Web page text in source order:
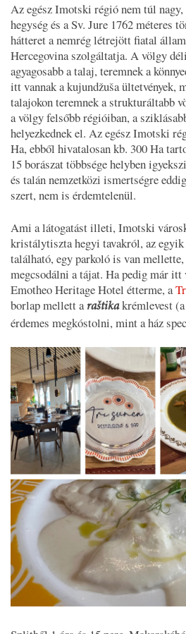
Az egész Imotski régió nem túl
hegység és a Sv. Jure 1762 méteres
hátteret a nemrég létrejött fiatal
Hercegovina szolgáltatja. A völgy
agyagosabb a talaj, teremnek a
itt vannak a kujundžuša ültetvények,
talajokon teremnek a strukturáltabb
a völgy felsőbb régióiban, a
helyezkednek el. Az egész Imotski
Ha, ebből hivatalosan kb. 300 Ha
15 borászat többsége helyben
és talán nemzetközi ismertségre
szert, nem is érdemtelenül.
Ami a látogatást illeti, Imotski
kristálytiszta hegyi tavakról, az
található, egy parkoló is van
megcsodálni a tájat. Ha pedig már itt
Emotheo Heritage Hotel étterme, a
borlap mellett a raštikakrémlevest
érdemes megkóstolni, mint a ház